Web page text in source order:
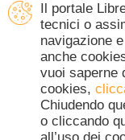
Il portale
tecnici o
navigazione
anche
vuoi saperne
cookies,
Chiudendo
o cliccando